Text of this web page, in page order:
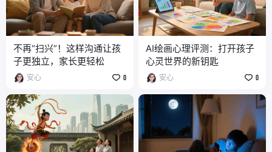
不再“扫兴”！这样沟通让孩
子更独立，家长更轻松
安心 0
AI绘画心理评测：打开孩子
心灵世界的新钥匙
安心 0